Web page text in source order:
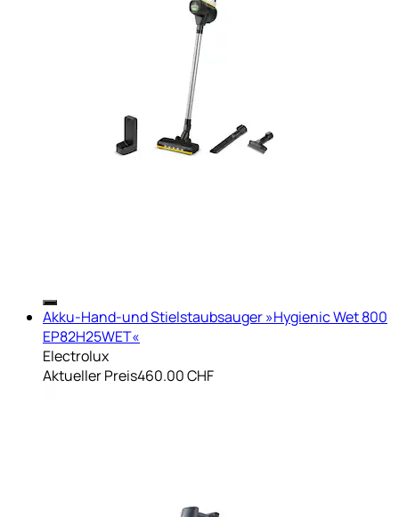
Akku-Hand-und Stielstaubsauger »Hygienic Wet 800
EP82H25WET«
Electrolux
Aktueller Preis460.00 CHF